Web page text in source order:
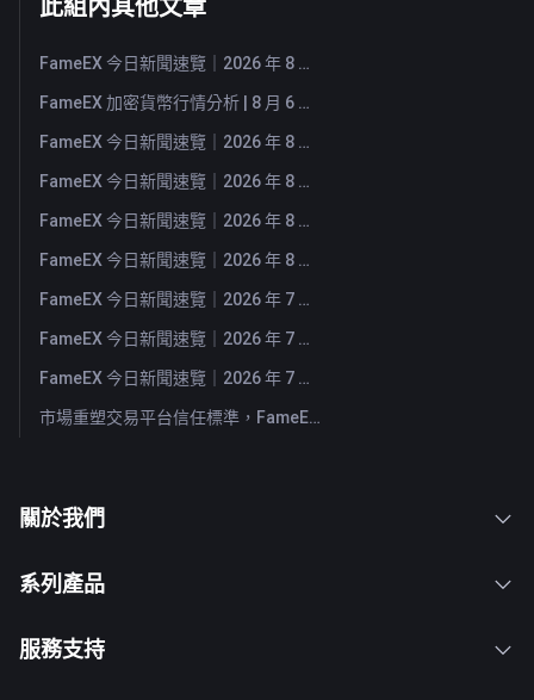
此組內其他文章
FameEX 今日新聞速覽｜2026 年 8 月 7 日
FameEX 加密貨幣行情分析 | 8 月 6 日, 2026
FameEX 今日新聞速覽｜2026 年 8 月 6 日
FameEX 今日新聞速覽｜2026 年 8 月 5 日
FameEX 今日新聞速覽｜2026 年 8 月 4 日
FameEX 今日新聞速覽｜2026 年 8 月 3 日
FameEX 今日新聞速覽｜2026 年 7 月 31 日
FameEX 今日新聞速覽｜2026 年 7 月 30 日
FameEX 今日新聞速覽｜2026 年 7 月 29 日
市場重塑交易平台信任標準，FameEX 以八年穩健營運持續服務全球用戶
關於我們
系列產品
服務支持